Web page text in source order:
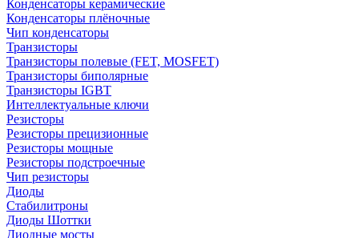
Конденсаторы керамические
Конденсаторы плёночные
Чип конденсаторы
Транзисторы
Транзисторы полевые (FET, MOSFET)
Транзисторы биполярные
Транзисторы IGBT
Интеллектуальные ключи
Резисторы
Резисторы прецизионные
Резисторы мощные
Резисторы подстроечные
Чип резисторы
Диоды
Стабилитроны
Диоды Шоттки
Диодные мосты